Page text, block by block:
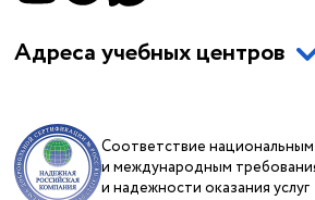
Адреса учебных центров
Соответствие
и международным
и надежности оказания услуг